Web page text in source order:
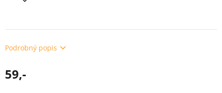
Podrobný popis
59,-